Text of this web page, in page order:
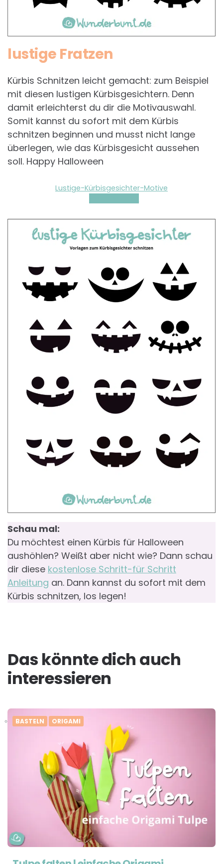
lustige Fratzen
Kürbis Schnitzen leicht gemacht: zum Beispiel
mit diesen lustigen Kürbisgesichtern. Denn
damit erleichterst du dir die Motivauswahl.
Somit kannst du sofort mit dem Kürbis
schnitzen beginnen und musst nicht lange
überlegen, wie das Kürbisgesicht aussehen
soll. Happy Halloween
Lustige-Kürbisgesichter-Motive
Schau mal:
Du möchtest einen Kürbis für Halloween
aushöhlen? Weißt aber nicht wie? Dann schau
dir diese kostenlose Schritt-für Schritt
Anleitung an. Dann kannst du sofort mit dem
Kürbis schnitzen, los legen!
Das könnte dich auch
interessieren
BASTELN ORIGAMI